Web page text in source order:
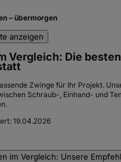
– übermorgen
anzeigen
Vergleich: Die
Zwinge für Ihr Projekt.
Schraub-, Einhand- und
19.04.2026
im Vergleich: Unsere